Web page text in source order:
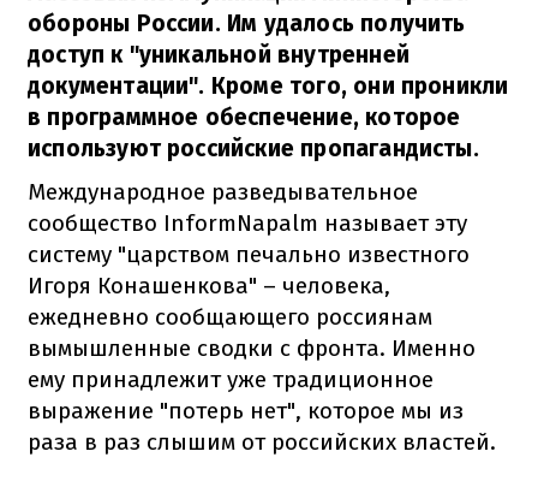
обороны России. Им удалось получить
доступ к "уникальной внутренней
документации". Кроме того, они проникли
в программное обеспечение, которое
используют российские пропагандисты.
Международное разведывательное
сообщество InformNapalm называет эту
систему "царством печально известного
Игоря Конашенкова" – человека,
ежедневно сообщающего россиянам
вымышленные сводки с фронта. Именно
ему принадлежит уже традиционное
выражение "потерь нет", которое мы из
раза в раз слышим от российских властей.